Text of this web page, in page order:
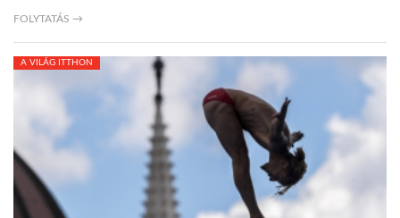
FOLYTATÁS →
A VILÁG ITTHON